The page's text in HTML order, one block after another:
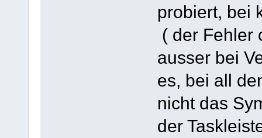
probiert, bei
( der Fehler
ausser bei
es, bei all
nicht das
der